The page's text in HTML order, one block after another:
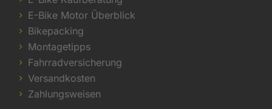
E-Bike Motor Überblick
Bikepacking
Montagetipps
Fahrradversicherung
Versandkosten
Zahlungsweisen